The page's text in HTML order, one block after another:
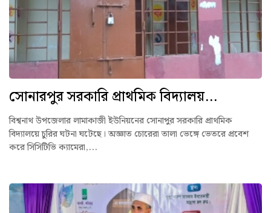
সোনারপুর সরকারি প্রাথমিক বিদ্যালয়...
বিশ্বনাথ উপজেলার লামাকাজী ইউনিয়নের সোনাপুর সরকারি প্রাথমিক
বিদ্যালয়ে চুরির ঘটনা ঘটেছে। অজ্ঞাত চোরেরা তালা ভেঙ্গে ভেতরে প্রবেশ
করে সিসিটিভি ক্যামেরা,...